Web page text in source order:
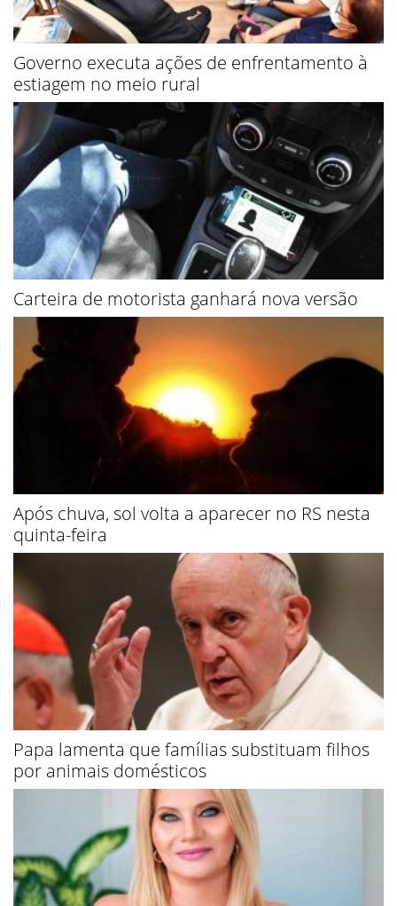
Governo executa ações de enfrentamento à
estiagem no meio rural
Carteira de motorista ganhará nova versão
Após chuva, sol volta a aparecer no RS nesta
quinta-feira
Papa lamenta que famílias substituam filhos
por animais domésticos